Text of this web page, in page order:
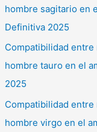
hombre sagitario en
Definitiva 2025
Compatibilidad
hombre tauro en el
2025
Compatibilidad
hombre virgo en el